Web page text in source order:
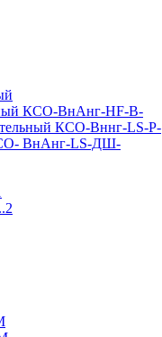
КСО-ВнАнг-HF-В-
КСО-Вннг-LS-Р-
ВнАнг-LS-ДШ-